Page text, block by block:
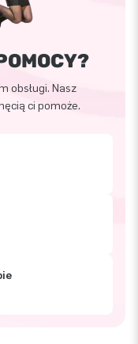
obsługi. Nasz
ci pomoże.